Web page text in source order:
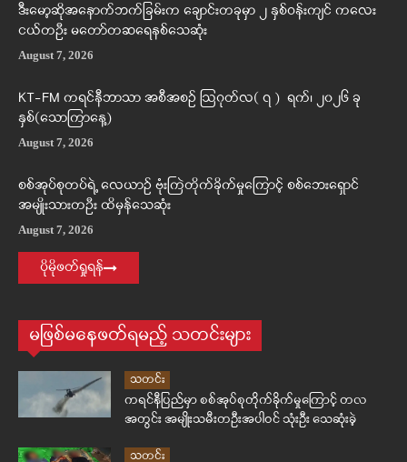
ဒီးမော့ဆိုအနောက်ဘက်ခြမ်းက ချောင်းတခုမှာ ၂ နှစ်ဝန်းကျင် ကလေး
ငယ်တဦး မတော်တဆရေနစ်သေဆုံး
August 7, 2026
KT-FM ကရင်နီဘာသာ အစီအစဉ် ဩဂုတ်လ( ၇ ) ရက်၊ ၂၀၂၆ ခု
နှစ်(သောကြာနေ့)
August 7, 2026
စစ်အုပ်စုတပ်ရဲ့ လေယာဉ် ဗုံးကြဲတိုက်ခိုက်မှုကြောင့် စစ်ဘေးရှောင်
အမျိုးသားတဦး ထိမှန်သေဆုံး
August 7, 2026
ပိုမိုဖတ်ရှုရန်
မဖြစ်မနေဖတ်ရမည့် သတင်းများ
သတင်း
ကရင်နီပြည်မှာ စစ်အုပ်စုတိုက်ခိုက်မှုကြောင့် တလ
အတွင်း အမျိုးသမီးတဦးအပါဝင် သုံးဦး သေဆုံးခဲ့
သတင်း